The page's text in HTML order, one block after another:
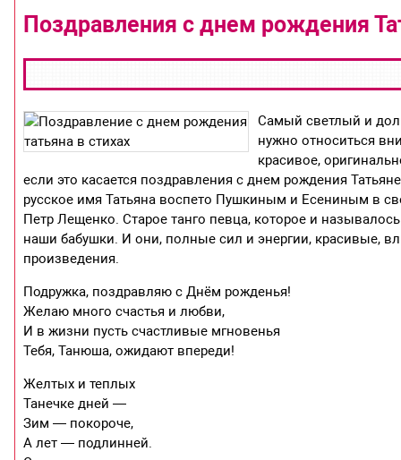
Поздравления с днем рождения
Самый светлый и
нужно относиться
красивое,
если это касается поздравления с днем рождения
русское имя Татьяна воспето Пушкиным и Есениным в
Петр Лещенко. Старое танго певца, которое и
наши бабушки. И они, полные сил и энергии, красивые,
произведения.
Подружка, поздравляю с Днём рожденья!
Желаю много счастья и любви,
И в жизни пусть счастливые мгновенья
Тебя, Танюша, ожидают впереди!
Желтых и теплых
Танечке дней —
Зим — покороче,
А лет — подлинней.